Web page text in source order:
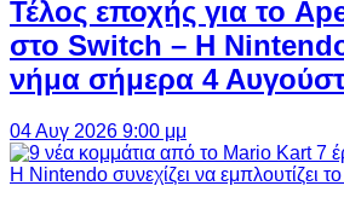
Τέλος εποχής για το
στο Switch – Η
νήμα σήμερα 4
04 Αυγ 2026 9:00 μμ